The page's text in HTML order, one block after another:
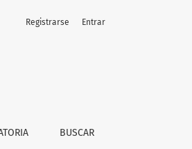
BUSCAR
Registrarse Entrar